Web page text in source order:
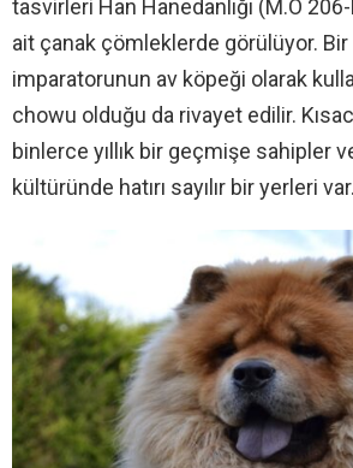
tasvirleri Han Hanedanlığı (M.Ö
ait çanak çömleklerde görülüyor. Bir
imparatorunun av köpeği olarak
chowu olduğu da rivayet edilir.
binlerce yıllık bir geçmişe sahipler
kültüründe hatırı sayılır bir yerleri var.